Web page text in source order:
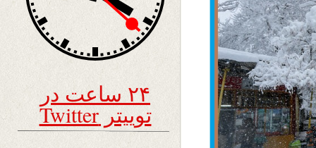
۲۴ ساعت در
توییتر Twitter